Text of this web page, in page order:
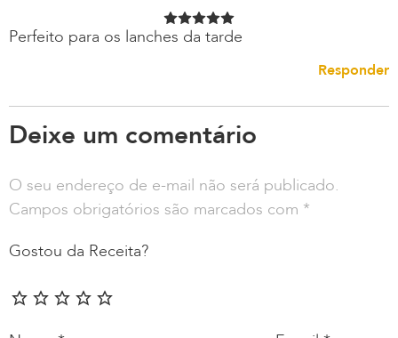
Perfeito para os lanches da tarde
Responder
Deixe um comentário
O seu endereço de e-mail não será publicado.
Campos obrigatórios são marcados com *
Gostou da Receita?